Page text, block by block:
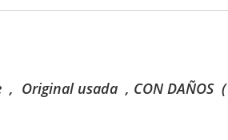
, Original usada , CON DAÑOS (